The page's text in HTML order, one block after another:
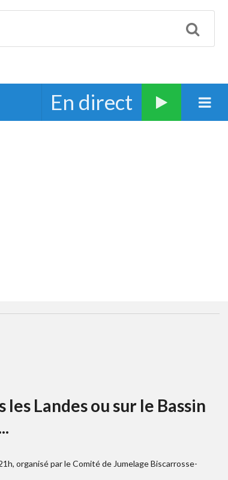
En direct
Landes ou sur le Bassin
organisé par le Comité de Jumelage Biscarrosse-